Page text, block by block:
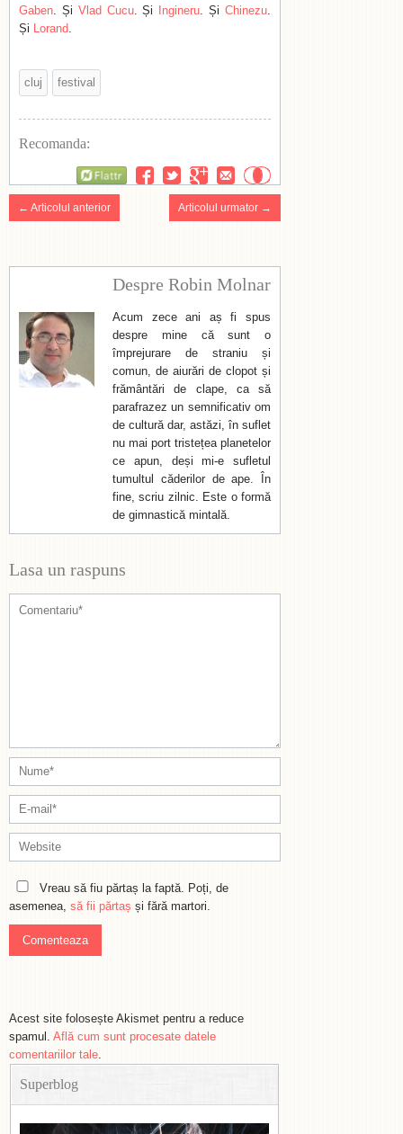
Gaben. Și Vlad Cucu. Și Ingineru. ȘiChinezu.
Și Lorand.
cluj festival
Recomanda:
← Articolul anterior Articolul urmator →
Despre Robin Molnar
Acum zece ani aș fi spus
despre mine că sunt o
împrejurare de straniu și
comun, de aiurări de clopot și
frământări de clape, ca să
parafrazez un semnificativ om
de cultură dar, astăzi, în suflet
nu mai port tristețea planetelor
ce apun, deși mi-e sufletul
tumultul căderilor de ape. În
fine, scriu zilnic. Este o formă
de gimnastică mintală.
Lasa un raspuns
Vreau să fiu părtaș la faptă. Poți, de
asemenea, să fii părtaș și fără martori.
Acest site folosește Akismet pentru a reduce
spamul. Află cum sunt procesate datele
comentariilor tale.
Superblog